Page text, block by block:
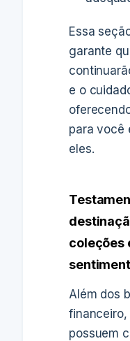
Essa
garante
e o
para você
eles.
coleções
Além dos
financeiro,
possuem